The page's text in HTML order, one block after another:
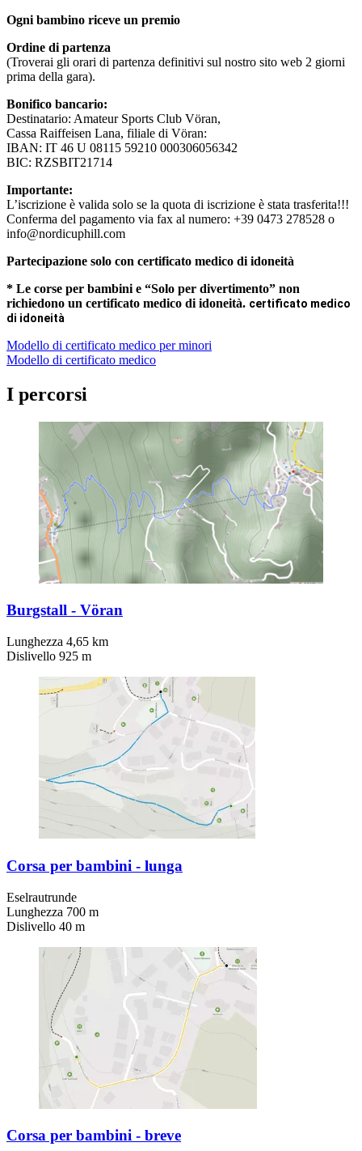
Ogni bambino riceve un premio
Ordine di partenza
(Troverai gli orari di partenza definitivi sul nostro sito web 2 giorni
prima della gara).
Bonifico bancario:
Destinatario: Amateur Sports Club Vöran,
Cassa Raiffeisen Lana, filiale di Vöran:
IBAN: IT 46 U 08115 59210 000306056342
BIC: RZSBIT21714
Importante:
L’iscrizione è valida solo se la quota di iscrizione è stata trasferita!!!
Conferma del pagamento via fax al numero: +39 0473 278528 o
info@nordicuphill.com
Partecipazione solo con certificato medico di idoneità
* Le corse per bambini e “Solo per divertimento” non
richiedono un certificato medico di idoneità. certificato medico
di idoneità
Modello di certificato medico per minori
Modello di certificato medico
I percorsi
Burgstall - Vöran
Lunghezza 4,65 km
Dislivello 925 m
Corsa per bambini - lunga
Eselrautrunde
Lunghezza 700 m
Dislivello 40 m
Corsa per bambini - breve